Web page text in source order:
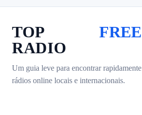
TOP
RADIO
FREE
Um guia leve para encontrar rapidamente
rádios online locais e internacionais.